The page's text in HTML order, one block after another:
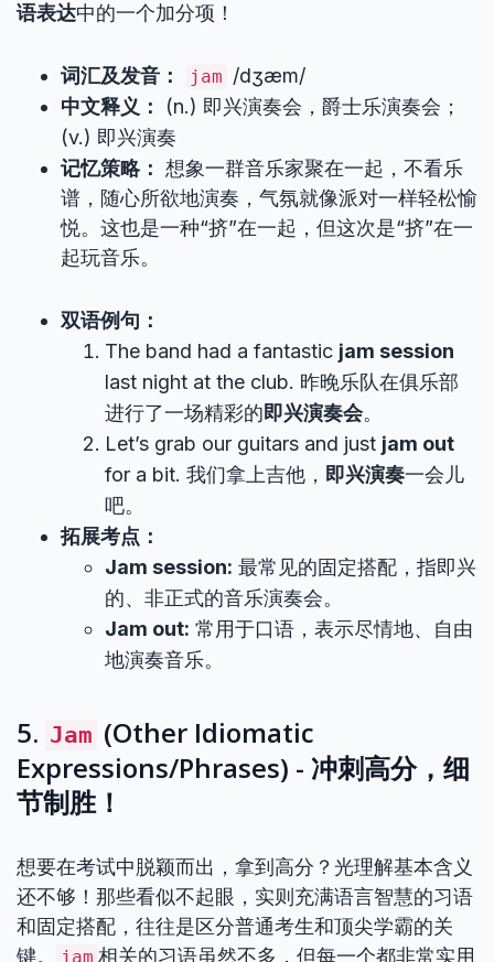
语表达中的一个加分项！
词汇及发音： jam /dʒæm/
中文释义：
(n.) 即兴演奏会，爵士乐演奏会；
(v.) 即兴演奏
记忆策略： 想象一群音乐家聚在一起，不看乐
谱，随心所欲地演奏，气氛就像派对一样轻松愉
悦。这也是一种“挤”在一起，但这次是“挤”在一
起玩音乐。
双语例句：
The band had a fantastic jam session
last night at the club. 昨晚乐队在俱乐部
进行了一场精彩的即兴演奏会。
Let’s grab our guitars and just jam out
for a bit. 我们拿上吉他， 即兴演奏一会儿
吧。
拓展考点：
Jam session: 最常见的固定搭配，指即兴
的、非正式的音乐演奏会。
Jam out: 常用于口语，表示尽情地、自由
地演奏音乐。
5. Jam (Other Idiomatic
Expressions/Phrases) - 冲刺高分，细
节制胜！
想要在考试中脱颖而出，拿到高分？光理解基本含义
还不够！那些看似不起眼，实则充满语言智慧的习语
和固定搭配，往往是区分普通考生和顶尖学霸的关
键。
jam 相关的习语虽然不多，但每一个都非常实用